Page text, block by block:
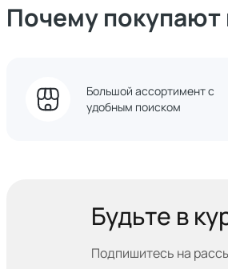
Почему покупают
Большой ассортимент с
удобным поиском
Будьте в
Подпишитесь на